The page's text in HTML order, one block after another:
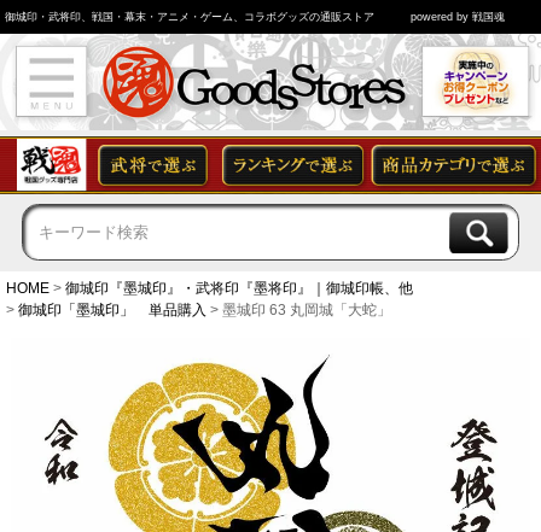
御城印・武将印、戦国・幕末・アニメ・ゲーム、コラボグッズの通販ストア powered by 戦国魂
HOME
御城印『墨城印』・武将印『墨将印』｜御城印帳、他
御城印「墨城印」 単品購入
墨城印 63 丸岡城「大蛇」